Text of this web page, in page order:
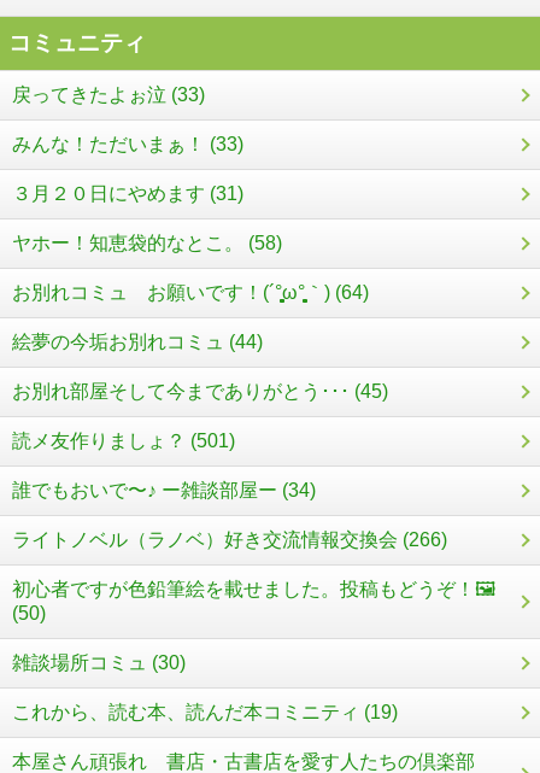
コミュニティ
戻ってきたよぉ泣 (33)
みんな！ただいまぁ！ (33)
３月２０日にやめます (31)
ヤホー！知恵袋的なとこ。 (58)
お別れコミュ お願いです！(´°̥̥̥̥̥̥̥̥ω°̥̥̥̥̥̥̥̥｀) (64)
絵夢の今垢お別れコミュ (44)
お別れ部屋そして今までありがとう･･･ (45)
読メ友作りましょ？ (501)
誰でもおいで〜♪ ー雑談部屋ー (34)
ライトノベル（ラノベ）好き交流情報交換会 (266)
初心者ですが色鉛筆絵を載せました。投稿もどうぞ！🖼️
(50)
雑談場所コミュ (30)
これから、読む本、読んだ本コミニティ (19)
本屋さん頑張れ 書店・古書店を愛す人たちの倶楽部